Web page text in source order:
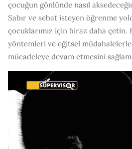
çocuğun gönlünde nasıl
Sabır ve sebat isteyen öğrenme
çocuklarımız için biraz daha çetin.
yöntemleri ve eğitsel müdahalelerle
mücadeleye devam etmesini